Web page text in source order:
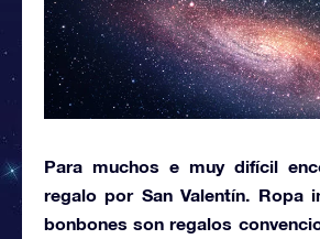
Para muchos e muy difícil
regalo por San Valentín. Ropa
bonbones son regalos